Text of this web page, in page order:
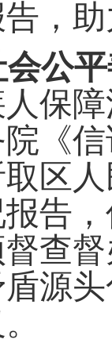
，
公
保
《
区
告
查
源